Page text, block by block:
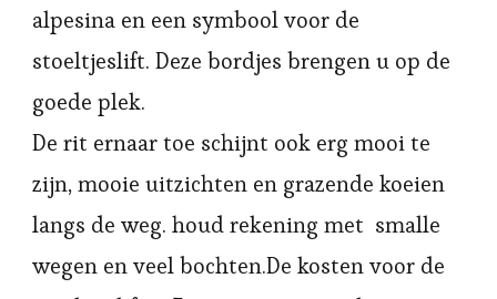
alpesina en een symbool voor de
stoeltjeslift. Deze bordjes brengen u op de
goede plek.
De rit ernaar toe schijnt ook erg mooi te
zijn, mooie uitzichten en grazende koeien
langs de weg. houd rekening met smalle
wegen en veel bochten.De kosten voor de